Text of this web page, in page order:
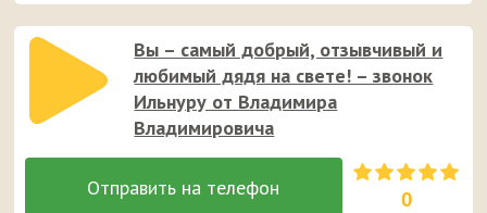
Вы – самый добрый, отзывчивый и
любимый дядя на свете! – звонок
Ильнуру от Владимира
Владимировича
0